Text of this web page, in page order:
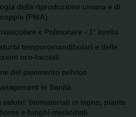
della riproduzione umana e di
coppia (PMA)
e Polmonare - 1° livello
temporomandibolari e delle
oro-facciali
del pavimento pelvico
in Sanità
biomateriali in legno, piante
e funghi medicinali